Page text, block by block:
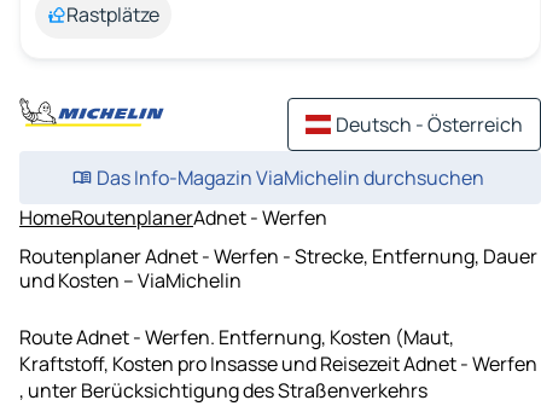
Rastplätze
Deutsch - Österreich
Das Info-Magazin ViaMichelin durchsuchen
HomeRoutenplanerAdnet - Werfen
Routenplaner Adnet - Werfen - Strecke, Entfernung, Dauer
und Kosten – ViaMichelin
Route Adnet - Werfen. Entfernung, Kosten (Maut,
Kraftstoff, Kosten pro Insasse und Reisezeit Adnet - Werfen
, unter Berücksichtigung des Straßenverkehrs